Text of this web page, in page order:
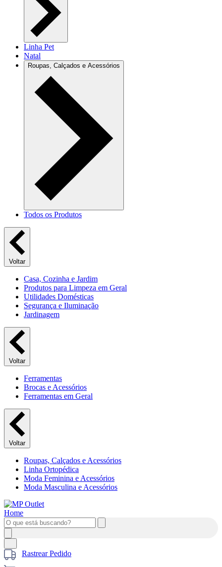
Linha Pet
Natal
Roupas, Calçados e Acessórios
Todos os Produtos
Voltar
Casa, Cozinha e Jardim
Produtos para Limpeza em Geral
Utilidades Domésticas
Segurança e Iluminação
Jardinagem
Voltar
Ferramentas
Brocas e Acessórios
Ferramentas em Geral
Voltar
Roupas, Calçados e Acessórios
Linha Ortopédica
Moda Feminina e Acessórios
Moda Masculina e Acessórios
Rastrear Pedido